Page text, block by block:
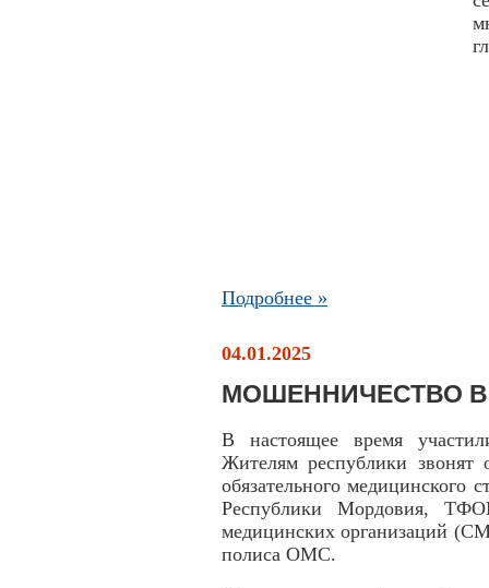
Подробнее »
04.01.2025
МОШЕННИЧЕСТВО
В настоящее время
Жителям республики звонят
обязательного медицинского
Республики Мордовия,
медицинских организаций
полиса ОМС.